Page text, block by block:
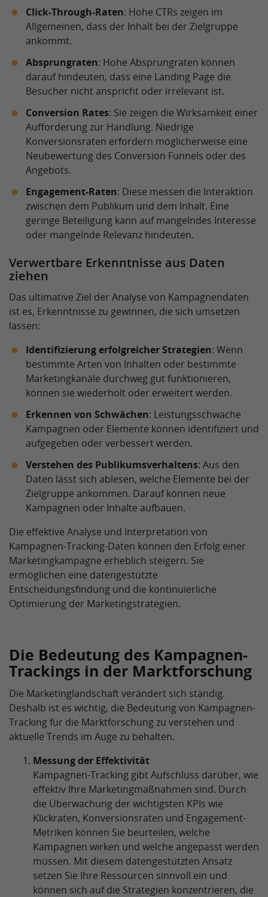
Click-Through-Raten: Hohe CTRs zeigen im
Allgemeinen, dass der Inhalt bei der Zielgruppe
ankommt.
Absprungraten: Hohe Absprungraten können
darauf hindeuten, dass eine Landing Page die
Besucher nicht anspricht oder irrelevant ist.
Conversion Rates: Sie zeigen die Wirksamkeit einer
Aufforderung zur Handlung. Niedrige
Konversionsraten erfordern möglicherweise eine
Neubewertung des Conversion Funnels oder des
Angebots.
Engagement-Raten: Diese messen die Interaktion
zwischen dem Publikum und dem Inhalt. Eine
geringe Beteiligung kann auf mangelndes Interesse
oder mangelnde Relevanz hindeuten.
Verwertbare Erkenntnisse aus Daten
ziehen
Das ultimative Ziel der Analyse von Kampagnendaten
ist es, Erkenntnisse zu gewinnen, die sich umsetzen
lassen:
Identifizierung erfolgreicher Strategien: Wenn
bestimmte Arten von Inhalten oder bestimmte
Marketingkanäle durchweg gut funktionieren,
können sie wiederholt oder erweitert werden.
Erkennen von Schwächen: Leistungsschwache
Kampagnen oder Elemente können identifiziert und
aufgegeben oder verbessert werden.
Verstehen des Publikumsverhaltens: Aus den
Daten lässt sich ablesen, welche Elemente bei der
Zielgruppe ankommen. Darauf können neue
Kampagnen oder Inhalte aufbauen.
Die effektive Analyse und Interpretation von
Kampagnen-Tracking-Daten können den Erfolg einer
Marketingkampagne erheblich steigern. Sie
ermöglichen eine datengestützte
Entscheidungsfindung und die kontinuierliche
Optimierung der Marketingstrategien.
Die Bedeutung des Kampagnen-
Trackings in der Marktforschung
Die Marketinglandschaft verändert sich ständig.
Deshalb ist es wichtig, die Bedeutung von Kampagnen-
Tracking für die Marktforschung zu verstehen und
aktuelle Trends im Auge zu behalten.
Messung der Effektivität
Kampagnen-Tracking gibt Aufschluss darüber, wie
effektiv Ihre Marketingmaßnahmen sind. Durch
die Überwachung der wichtigsten KPIs wie
Klickraten, Konversionsraten und Engagement-
Metriken können Sie beurteilen, welche
Kampagnen wirken und welche angepasst werden
müssen. Mit diesem datengestützten Ansatz
setzen Sie Ihre Ressourcen sinnvoll ein und
können sich auf die Strategien konzentrieren, die